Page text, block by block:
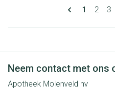
U lees
1 Pagina
2 3
Neem contact met ons
Apotheek Molenveld nv